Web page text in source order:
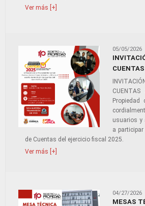
Ver más [+]
05/05/2026
usuarios y
a
de Cuentas del ejercicio fiscal 2025.
Ver más [+]
04/27/2026
MESAS